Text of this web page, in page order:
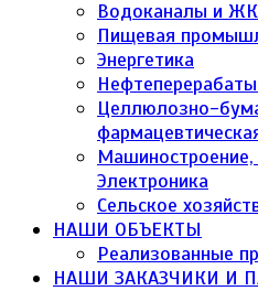
Водоканалы и
Пищевая
Энергетика
Целлюлозно-
Электроника
Сельское
НАШИ ОБЪЕКТЫ
Реализованные
НАШИ ЗАКАЗЧИКИ И